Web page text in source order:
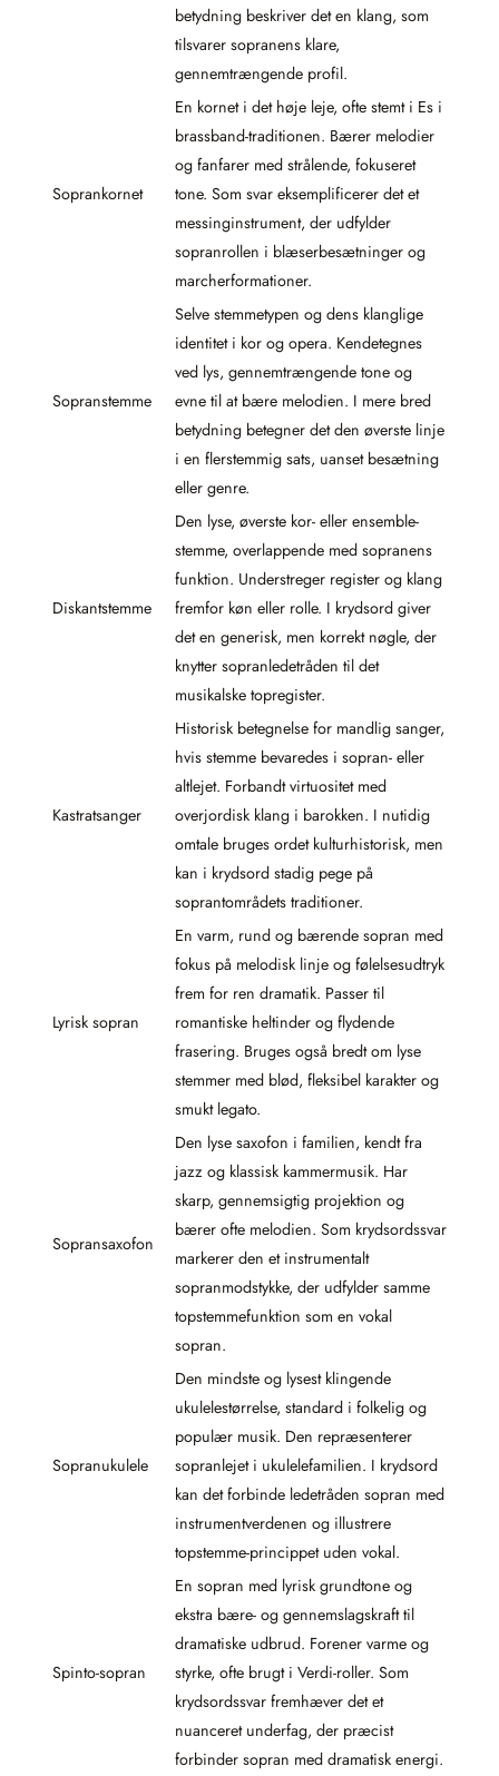
betydning beskriver det en klang, som
tilsvarer sopranens klare,
gennemtrængende profil.
Soprankornet
En kornet i det høje leje, ofte stemt i Es i
brassband-traditionen. Bærer melodier
og fanfarer med strålende, fokuseret
tone. Som svar eksemplificerer det et
messinginstrument, der udfylder
sopranrollen i blæserbesætninger og
marcherformationer.
Sopranstemme
Selve stemmetypen og dens klanglige
identitet i kor og opera. Kendetegnes
ved lys, gennemtrængende tone og
evne til at bære melodien. I mere bred
betydning betegner det den øverste linje
i en flerstemmig sats, uanset besætning
eller genre.
Diskantstemme
Den lyse, øverste kor- eller ensemble-
stemme, overlappende med sopranens
funktion. Understreger register og klang
fremfor køn eller rolle. I krydsord giver
det en generisk, men korrekt nøgle, der
knytter sopranledetråden til det
musikalske topregister.
Kastratsanger
Historisk betegnelse for mandlig sanger,
hvis stemme bevaredes i sopran- eller
altlejet. Forbandt virtuositet med
overjordisk klang i barokken. I nutidig
omtale bruges ordet kulturhistorisk, men
kan i krydsord stadig pege på
soprantområdets traditioner.
Lyrisk sopran
En varm, rund og bærende sopran med
fokus på melodisk linje og følelsesudtryk
frem for ren dramatik. Passer til
romantiske heltinder og flydende
frasering. Bruges også bredt om lyse
stemmer med blød, fleksibel karakter og
smukt legato.
Sopransaxofon
Den lyse saxofon i familien, kendt fra
jazz og klassisk kammermusik. Har
skarp, gennemsigtig projektion og
bærer ofte melodien. Som krydsordssvar
markerer den et instrumentalt
sopranmodstykke, der udfylder samme
topstemmefunktion som en vokal
sopran.
Sopranukulele
Den mindste og lysest klingende
ukulelestørrelse, standard i folkelig og
populær musik. Den repræsenterer
sopranlejet i ukulelefamilien. I krydsord
kan det forbinde ledetråden sopran med
instrumentverdenen og illustrere
topstemme-princippet uden vokal.
Spinto-sopran
En sopran med lyrisk grundtone og
ekstra bære- og gennemslagskraft til
dramatiske udbrud. Forener varme og
styrke, ofte brugt i Verdi-roller. Som
krydsordssvar fremhæver det et
nuanceret underfag, der præcist
forbinder sopran med dramatisk energi.